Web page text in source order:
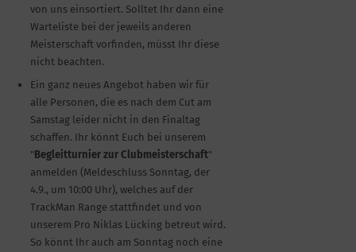
von uns einsortiert. Solltet Ihr dann eine
Warteliste bei der jeweils anderen
Meisterschaft vorfinden, müsst Ihr diese
nicht beachten.
Ein ganz neues Angebot haben wir für
alle Personen, die es nach dem Cut am
Samstag leider nicht in den Finaltag
schaffen. Ihr könnt Euch bei unserem
"Begleitturnier zur Clubmeisterschaft"
anmelden (Meldeschluss Sonntag, der
4.9., um 10:00 Uhr), welches auf der
TrackMan Range stattfindet und von
unserem Pro Niklas Lücking betreut wird.
So könnt Ihr auch am Sonntag noch eine